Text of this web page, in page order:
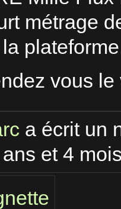
métrage
vous
a écrit un
et 4 mois